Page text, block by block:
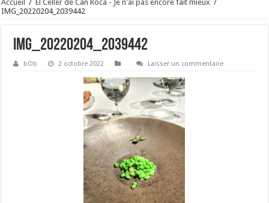
Accueil / El Celler de Can Roca - Je n'ai pas encore fait mieux /
IMG_20220204_2039442
IMG_20220204_2039442
bOb 2 octobre 2022 Laisser un commentaire